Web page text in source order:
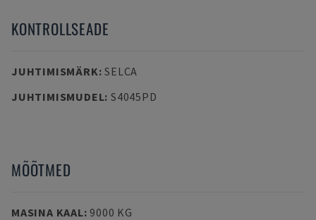
KONTROLLSEADE
JUHTIMISMÄRK:SELCA
JUHTIMISMUDEL: S4045PD
MÕÕTMED
MASINA KAAL: 9000 KG